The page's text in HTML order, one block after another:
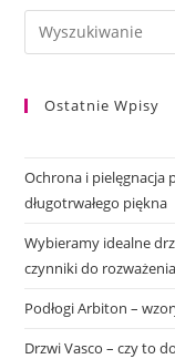
Ostatnie Wpisy
Ochrona i pielęgnacja
długotrwałego piękna
Wybieramy idealne
czynniki do
Podłogi Arbiton –
Drzwi Vasco – czy to